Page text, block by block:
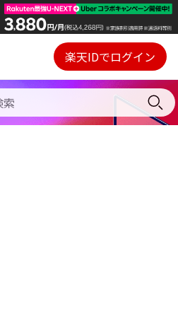
Webプレイヤー
ご契約内容の確認・変更
楽天IDでログイン